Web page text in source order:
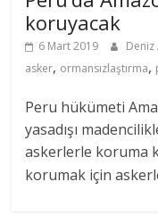
koruyacak
6 Mart 2019 Deniz
asker, ormansızlaştırma,
Peru hükümeti
yasadışı
askerlerle koruma
korumak için